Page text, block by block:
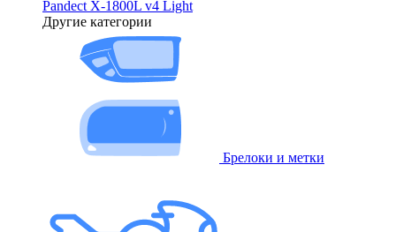
Pandect X-1800L v4 Light
Другие категории
Брелоки и метки